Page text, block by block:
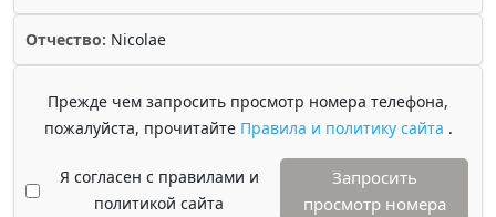
Отчество: Nicolae
Прежде чем запросить просмотр номера телефона,
пожалуйста, прочитайте Правила и политику сайта .
Я согласен с правилами и
политикой сайта
Запросить
просмотр номера